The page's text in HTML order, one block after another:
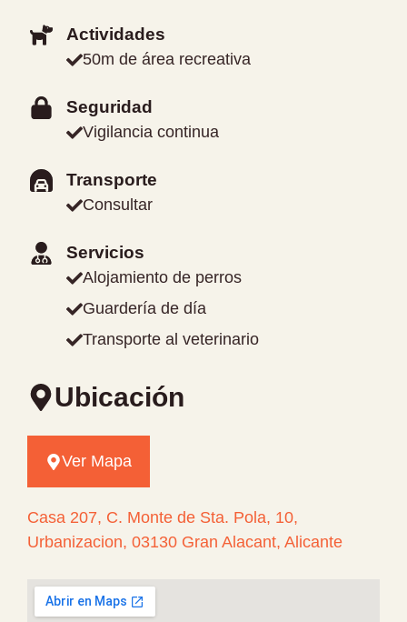
Actividades
50m de área recreativa
Seguridad
Vigilancia continua
Transporte
Consultar
Servicios
Alojamiento de perros
Guardería de día
Transporte al veterinario
Ubicación
Ver Mapa
Casa 207, C. Monte de Sta. Pola, 10,
Urbanizacion, 03130 Gran Alacant, Alicante